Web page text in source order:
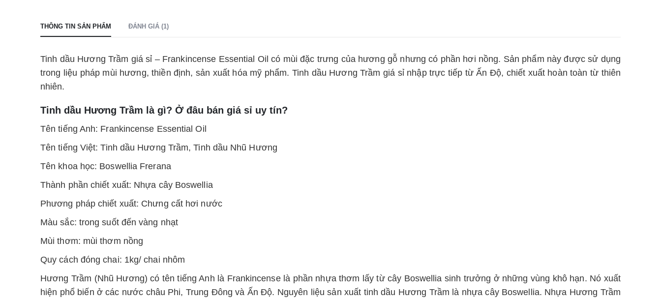
THÔNG TIN SẢN PHẨM ĐÁNH GIÁ (1)
Tinh dầu Hương Trầm giá sỉ – Frankincense Essential Oil có mùi đặc trưng của hương gỗ nhưng có phần hơi nồng. Sản phẩm này được sử dụng
trong liệu pháp mùi hương, thiền định, sản xuất hóa mỹ phẩm. Tinh dầu Hương Trầm giá sỉ nhập trực tiếp từ Ấn Độ, chiết xuất hoàn toàn từ thiên
nhiên.
Tinh dầu Hương Trầm là gì? Ở đâu bán giá sỉ uy tín?
Tên tiếng Anh: Frankincense Essential Oil
Tên tiếng Việt: Tinh dầu Hương Trầm, Tinh dầu Nhũ Hương
Tên khoa học: Boswellia Frerana
Thành phần chiết xuất: Nhựa cây Boswellia
Phương pháp chiết xuất: Chưng cất hơi nước
Màu sắc: trong suốt đến vàng nhạt
Mùi thơm: mùi thơm nồng
Quy cách đóng chai: 1kg/ chai nhôm
Hương Trầm (Nhũ Hương) có tên tiếng Anh là Frankincense là phần nhựa thơm lấy từ cây Boswellia sinh trưởng ở những vùng khô hạn. Nó xuất
hiện phổ biến ở các nước châu Phi, Trung Đông và Ấn Độ. Nguyên liệu sản xuất tinh dầu Hương Trầm là nhựa cây Boswellia. Nhựa Hương Trầm